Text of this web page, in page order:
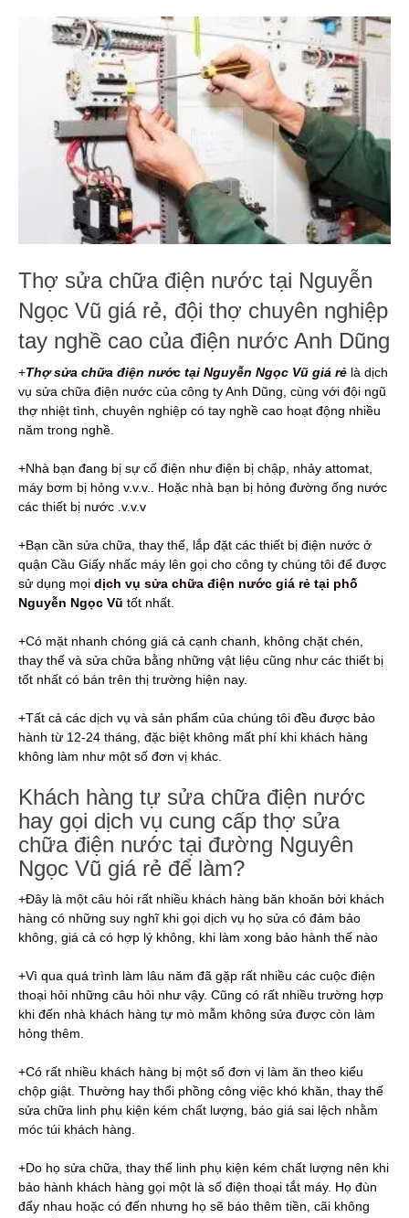
Thợ sửa chữa điện nước tại Nguyễn
Ngọc Vũ giá rẻ, đội thợ chuyên nghiệp
tay nghề cao của điện nước Anh Dũng
+Thợ sửa chữa điện nước tại Nguyễn Ngọc Vũ giá rẻ là dịch
vụ sửa chữa điện nước của công ty Anh Dũng, cùng với đội ngũ
thợ nhiệt tình, chuyên nghiệp có tay nghề cao hoạt động nhiều
năm trong nghề.
+Nhà bạn đang bị sự cố điện như điện bị chập, nhảy attomat,
máy bơm bị hỏng v.v.v.. Hoặc nhà bạn bị hỏng đường ống nước
các thiết bị nước .v.v.v
+Bạn cần sửa chữa, thay thế, lắp đặt các thiết bị điện nước ở
quận Cầu Giấy nhấc máy lên gọi cho công ty chúng tôi để được
sử dụng mọi dịch vụ sửa chữa điện nước giá rẻ tại phố
Nguyễn Ngọc Vũ tốt nhất.
+Có mặt nhanh chóng giá cả cạnh chanh, không chặt chén,
thay thế và sửa chữa bằng những vật liệu cũng như các thiết bị
tốt nhất có bán trên thị trường hiện nay.
+Tất cả các dịch vụ và sản phẩm của chúng tôi đều được bảo
hành từ 12-24 tháng, đặc biệt không mất phí khi khách hàng
không làm như một số đơn vị khác.
Khách hàng tự sửa chữa điện nước
hay gọi dịch vụ cung cấp thợ sửa
chữa điện nước tại đường Nguyên
Ngọc Vũ giá rẻ để làm?
+Đây là một câu hỏi rất nhiều khách hàng băn khoăn bởi khách
hàng có những suy nghĩ khi gọi dịch vụ họ sửa có đảm bảo
không, giá cả có hợp lý không, khi làm xong bảo hành thế nào
+Vì qua quá trình làm lâu năm đã gặp rất nhiều các cuộc điện
thoại hỏi những câu hỏi như vậy. Cũng có rất nhiều trường hợp
khi đến nhà khách hàng tự mò mẫm không sửa được còn làm
hỏng thêm.
+Có rất nhiều khách hàng bị một số đơn vị làm ăn theo kiểu
chộp giật. Thường hay thổi phồng công việc khó khăn, thay thế
sửa chữa linh phụ kiện kém chất lượng, báo giá sai lệch nhằm
móc túi khách hàng.
+Do họ sửa chữa, thay thế linh phụ kiện kém chất lượng nên khi
bảo hành khách hàng gọi một là số điện thoại tắt máy. Họ đùn
đẩy nhau hoặc có đến nhưng họ sẽ báo thêm tiền, cãi không